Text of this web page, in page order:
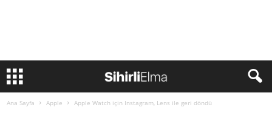
Ana Sayfa Apple Apple Watch için Instagram, Lens ile geri döndü